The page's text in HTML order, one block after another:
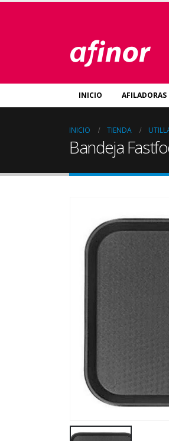
INICIO AFILADORAS
INICIO TIENDA
Bandeja